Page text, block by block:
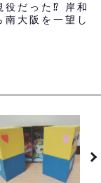
役だった⁉︎ 岸和
南大阪を一望し